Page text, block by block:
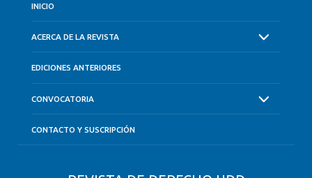
INICIO
ACERCA DE LA REVISTA
EDICIONES ANTERIORES
CONVOCATORIA
CONTACTO Y SUSCRIPCIÓN